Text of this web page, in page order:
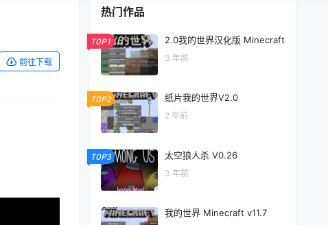
前往下载
热门作品
TOP1 2.0我的世界汉化版 Minecraft
3 年前
TOP2 纸片我的世界V2.0
2 年前
TOP3 太空狼人杀 V0.26
3 年前
我的世界 Minecraft v11.7